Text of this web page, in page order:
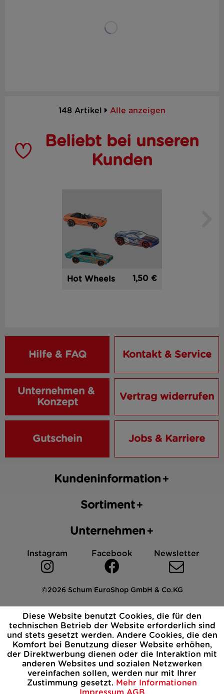
148 Artikel Alle anzeigen
Beliebt bei unseren
Kunden
Hot Wheels 1,50 €
Hilfe & FAQ Kontakt & Service
Unternehmen &
Konzept
Vertrag widerrufen
Gutschein Jobs & Karriere
Kundeninformation
Sortiment
Unternehmen
Instagram Facebook Newsletter
©2026 Schum EuroShop GmbH & Co.KG
Impressum Datenschutz AGB Cookies
Widerrufsbelehrung
Diese Website benutzt Cookies, die für den
technischen Betrieb der Website erforderlich sind
und stets gesetzt werden. Andere Cookies, die den
Komfort bei Benutzung dieser Website erhöhen,
der Direktwerbung dienen oder die Interaktion mit
anderen Websites und sozialen Netzwerken
vereinfachen sollen, werden nur mit Ihrer
Zustimmung gesetzt. Mehr Informationen